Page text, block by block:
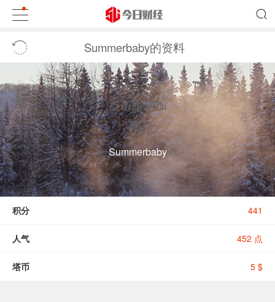
Summerbaby的资料
点击重新加
载
Summerbaby
441
积分
452 点
人气
5 $
塔币